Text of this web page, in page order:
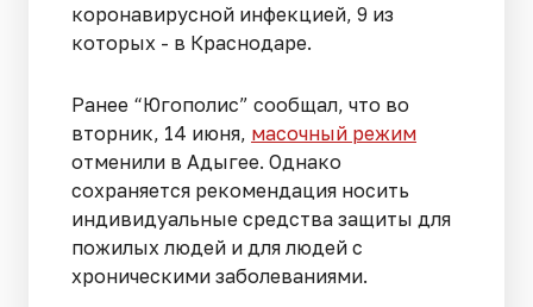
коронавирусной инфекцией, 9 из
которых - в Краснодаре.
Ранее “Югополис” сообщал, что во
вторник, 14 июня, масочный режим
отменили в Адыгее. Однако
сохраняется рекомендация носить
индивидуальные средства защиты для
пожилых людей и для людей с
хроническими заболеваниями.